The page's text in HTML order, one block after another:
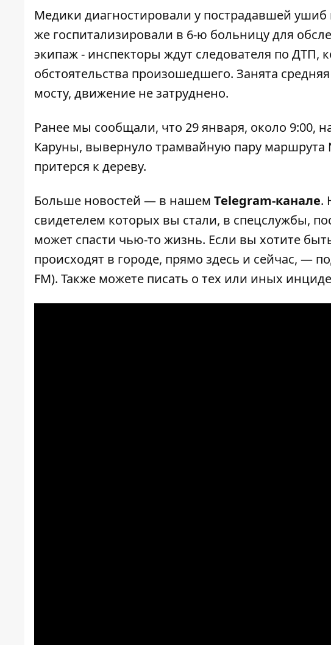
Медики диагностировали у пострадавшей ушиб
же госпитализировали в 6-ю больницу для
экипаж - инспекторы ждут следователя по ДТП,
обстоятельства произошедшего. Занята
мосту, движение не затруднено.
Ранее мы сообщали, что 29 января, около 9:00,
Каруны, вывернуло трамвайную пару
притерся к дереву.
Больше новостей — в нашем Telegram-канале.
свидетелем которых вы стали, в спецслужбы,
может спасти чью-то жизнь. Если вы хотите
происходят в городе, прямо здесь и сейчас, —
FM). Также можете писать о тех или иных